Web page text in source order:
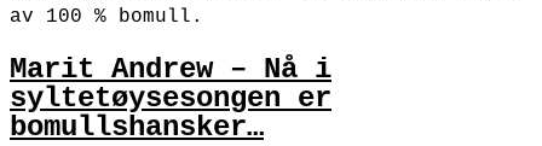
av 100 % bomull.
Marit Andrew – Nå i
syltetøysesongen er
bomullshansker…